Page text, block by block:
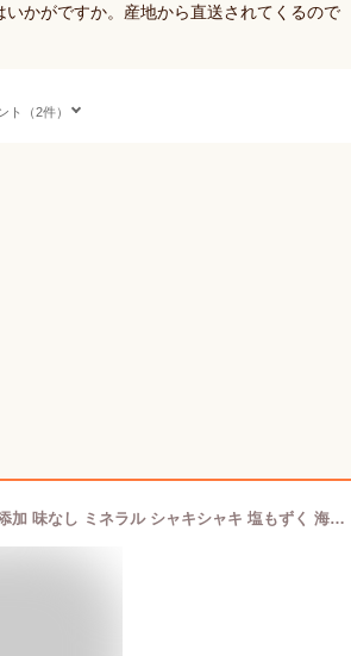
かがですか。産地から直送されてくるので
ト（2件）
食感が違う!もずく 300g 日本海糸魚川産 産地直送 無添加 味なし ミネラル シャキシャキ 塩もずく 海藻 モズク ヘルシー 低カロリー 新潟 グルメ 味噌汁 スープ もずく酢 みそ汁 天ぷら もずくスープ 食物繊維 お取り寄せ 【日本海珍味 さとも屋】